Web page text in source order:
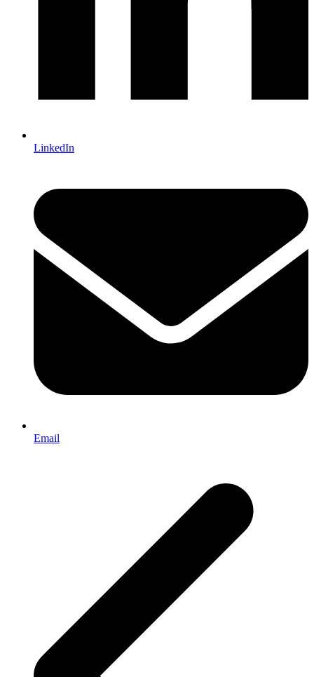
LinkedIn
Email